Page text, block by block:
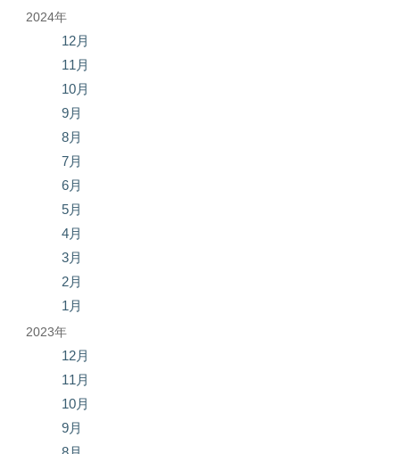
2024年
12月
11月
10月
9月
8月
7月
6月
5月
4月
3月
2月
1月
2023年
12月
11月
10月
9月